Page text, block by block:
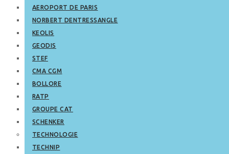
AEROPORT DE PARIS
NORBERT DENTRESSANGLE
KEOLIS
GEODIS
STEF
CMA CGM
BOLLORE
RATP
GROUPE CAT
SCHENKER
TECHNOLOGIE
TECHNIP